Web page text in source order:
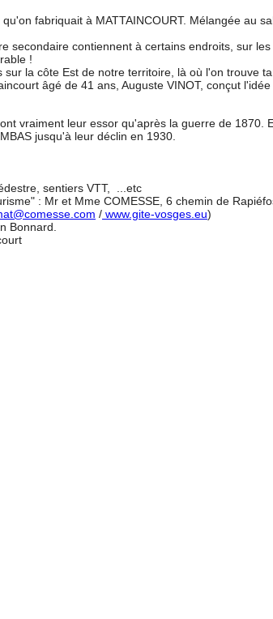
fabriquait à MATTAINCOURT. Mélangée au
secondaire contiennent à certains endroits, sur
!
sur la côte Est de notre territoire, là où l'on trouve
âgé de 41 ans, Auguste VINOT, conçut
vraiment leur essor qu'après la guerre de 1870.
jusqu'à leur déclin en 1930.
sentiers VTT, ...etc
: Mr et Mme COMESSE, 6 chemin de
/ www.gite-vosges.eu)
Bonnard.